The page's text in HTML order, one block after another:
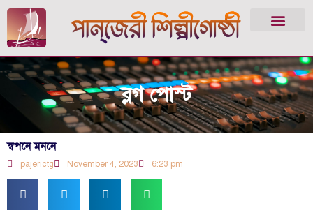
ব্লগ পোস্ট
স্বপনে মননে
pajerictg November 4, 2023 6:23 pm